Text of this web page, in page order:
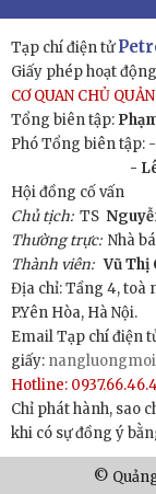
Tạp chí điện tử
Giấy phép hoạt
CƠ QUAN CHỦ
Tổng biên tập:
Phó Tổng biên tập: -
-
Hội đồng cố vấn
Chủ tịch:TS
Thường trực: Nhà
Thành viên: Vũ Thị
Địa chỉ: Tầng 4, toà
P.Yên Hòa, Hà Nội.
Email Tạp chí điện
giấy:
Hotline:
Chỉ phát hành, sao
khi có sự đồng ý
©